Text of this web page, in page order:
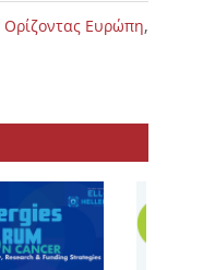
Ορίζοντας Ευρώπη,